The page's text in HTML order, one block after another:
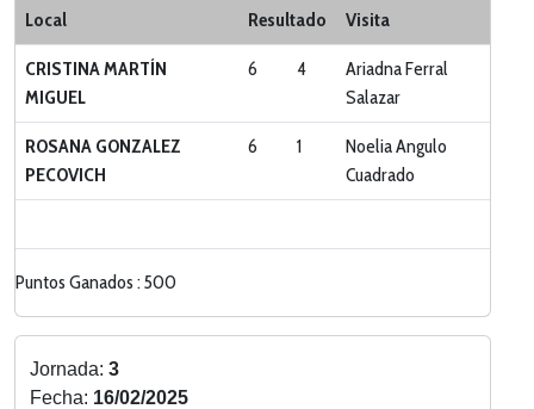
Local Resultado Visita
CRISTINA MARTÍN
MIGUEL
6 4
Ariadna Ferral
Salazar
ROSANA GONZALEZ
PECOVICH
6 1
Noelia Angulo
Cuadrado
Puntos Ganados : 500
Jornada: 3
Fecha: 16/02/2025